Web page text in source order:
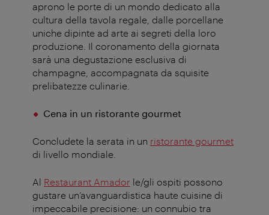
aprono le porte di un mondo dedicato alla
cultura della tavola regale, dalle porcellane
uniche dipinte ad arte ai segreti della loro
produzione. Il coronamento della giornata
sarà una degustazione esclusiva di
champagne, accompagnata da squisite
prelibatezze culinarie.
Cena in un ristorante gourmet
Concludete la serata in un ristorante gourmet
di livello mondiale
Al Restaurant Amador le/gli ospiti possono
gustare un’avanguardistica haute cuisine di
impeccabile precisione: un connubio tra